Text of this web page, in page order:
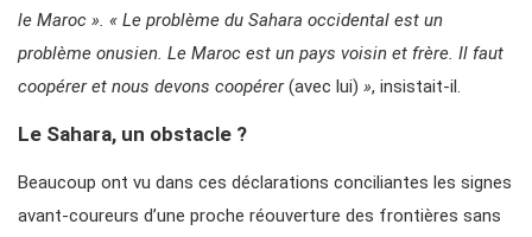
le Maroc ». « Le problème du Sahara occidental est un
problème onusien. Le Maroc est un pays voisin et frère. Il faut
coopérer et nous devons coopérer(avec lui) », insistait-il.
Le Sahara, un obstacle ?
Beaucoup ont vu dans ces déclarations conciliantes les signes
avant-coureurs d’une proche réouverture des frontières sans